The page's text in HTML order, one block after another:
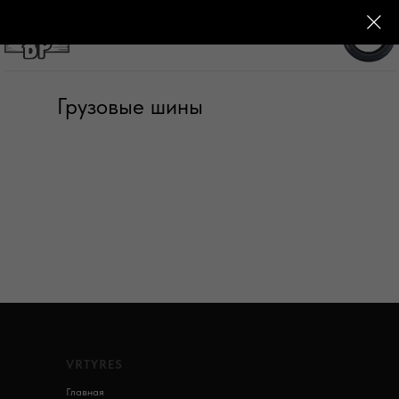
Грузовые шины
VRTYRES
Главная